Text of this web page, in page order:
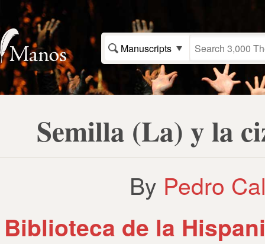
Manuscripts
Semilla (La) y la
By Pedro
Biblioteca de la